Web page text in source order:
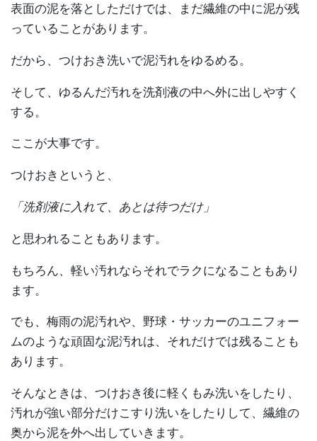
表面の泥を落としただけでは、まだ繊維の中に泥が残
っていることがあります。
だから、つけおき洗いで泥汚れをゆるめる。
そして、ゆるんだ汚れを洗剤液の中へ外に出しやすく
する。
ここが大事です。
つけおきというと、
「洗剤液に入れて、あとは待つだけ」
と思われることもあります。
もちろん、軽い汚れならそれでラクになることもあり
ます。
でも、梅雨の泥汚れや、野球・サッカーのユニフォー
ムのような頑固な泥汚れは、それだけでは残ることも
あります。
そんなときは、つけおき後に軽くもみ洗いをしたり、
汚れが強い部分だけこすり洗いをしたりして、繊維の
奥から泥を外へ出していきます。